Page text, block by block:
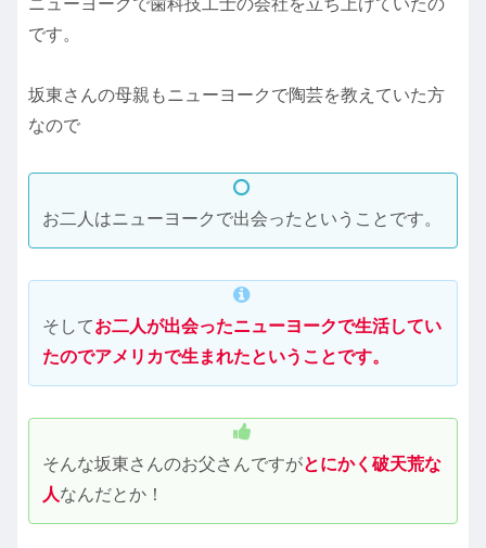
です。
坂東さんの母親もニューヨークで陶芸を教えていた方
なので
お二人はニューヨークで出会ったということです。
そしてお二人が出会ったニューヨークで生活してい
たのでアメリカで生まれたということです。
そんな坂東さんのお父さんですがとにかく破天荒な
人なんだとか！